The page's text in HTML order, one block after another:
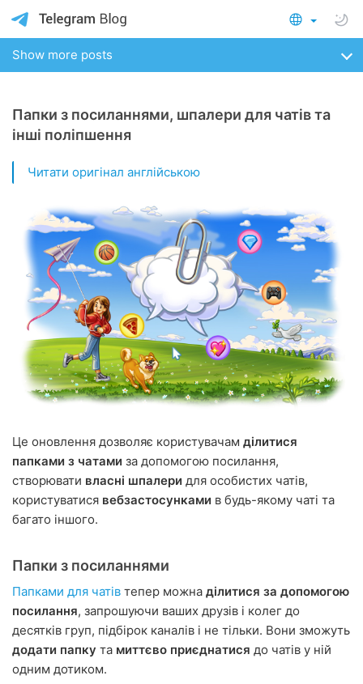
Show more posts
Папки з посиланнями, шпалери для чатів та
інші поліпшення
Читати оригінал англійською
Це оновлення дозволяє користувачам ділитися
папками з чатами за допомогою посилання,
створювати власні шпалери для особистих чатів,
користуватися вебзастосунками в будь-якому чаті та
багато іншого.
Папки з посиланнями
Папками для чатів тепер можна ділитися за допомогою
посилання, запрошуючи ваших друзів і колег до
десятків груп, підбірок каналів і не тільки. Вони зможуть
додати папку та миттєво приєднатися до чатів у ній
одним дотиком.